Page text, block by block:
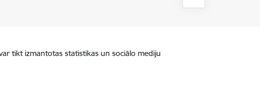
tikt izmantotas statistikas un sociālo mediju